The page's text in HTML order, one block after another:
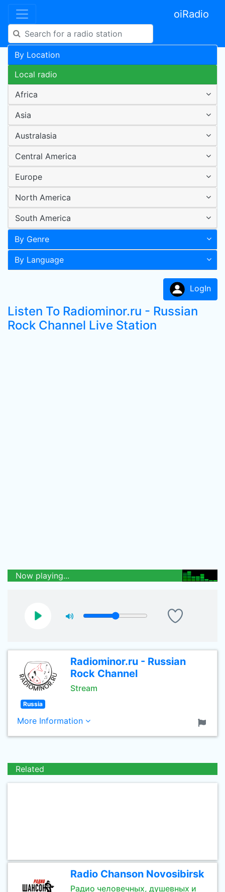
oiRadio
By Location
Local radio
Africa
Asia
Australasia
Central America
Europe
North America
South America
By Genre
By Language
LogIn
Listen To Radiominor.ru - Russian
Rock Channel Live Station
Now playing...
Radiominor.ru - Russian
Rock Channel
Stream
Russia
More Information
Related
Radio Chanson Novosibirsk
Радио человечных, душевных и